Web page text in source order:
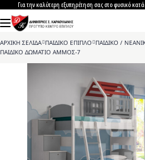
to
content
Για την καλύτερη εξυπηρέτηση σας στο φυσικό
ΑΡΧΙΚΗ ΣΕΛΙΔΑ>ΠΑΙΔΙΚΟ ΕΠΙΠΛΟ>ΠΑΙΔΙΚΟ /
ΠΑΙΔΙΚΟ ΔΩΜΑΤΙΟ ΑΜΜΟΣ-7